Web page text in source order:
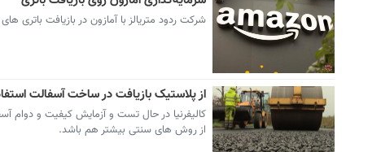
شرکت ردود متریالز با آمازون در بازیافت باتری
از پلاستیک بازیافت در ساخت آسفالت
کالیفرنیا در حال تست و آزمایش کیفیت و دوام
از روش های سنتی بیشتر هم باشد.